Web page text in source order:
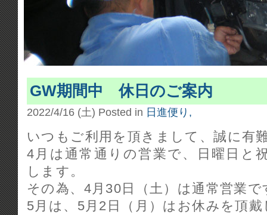
GW期間中 休日のご案内
2022/4/16 (土) Posted in 日進便り,
いつもご利用を頂きまして、誠に有
4月は通常通りの営業で、日曜日と
します。
その為、4月30日（土）は通常営業で
5月は、5月2日（月）はお休みを頂